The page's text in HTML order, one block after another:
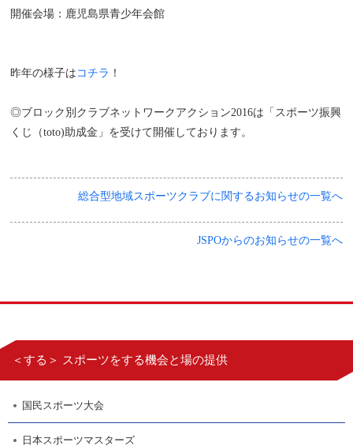
開催会場：鹿児島県青少年会館
昨年の様子は コチラ ！
◎ブロック別クラブネットワークアクション2016は「スポーツ振興
くじ（toto)助成金」を受けて開催しております。
総合型地域スポーツクラブに関するお知らせの一覧へ
JSPOからのお知らせの一覧へ
＜する＞ スポーツをする機会と場の提供
国民スポーツ大会
日本スポーツマスターズ